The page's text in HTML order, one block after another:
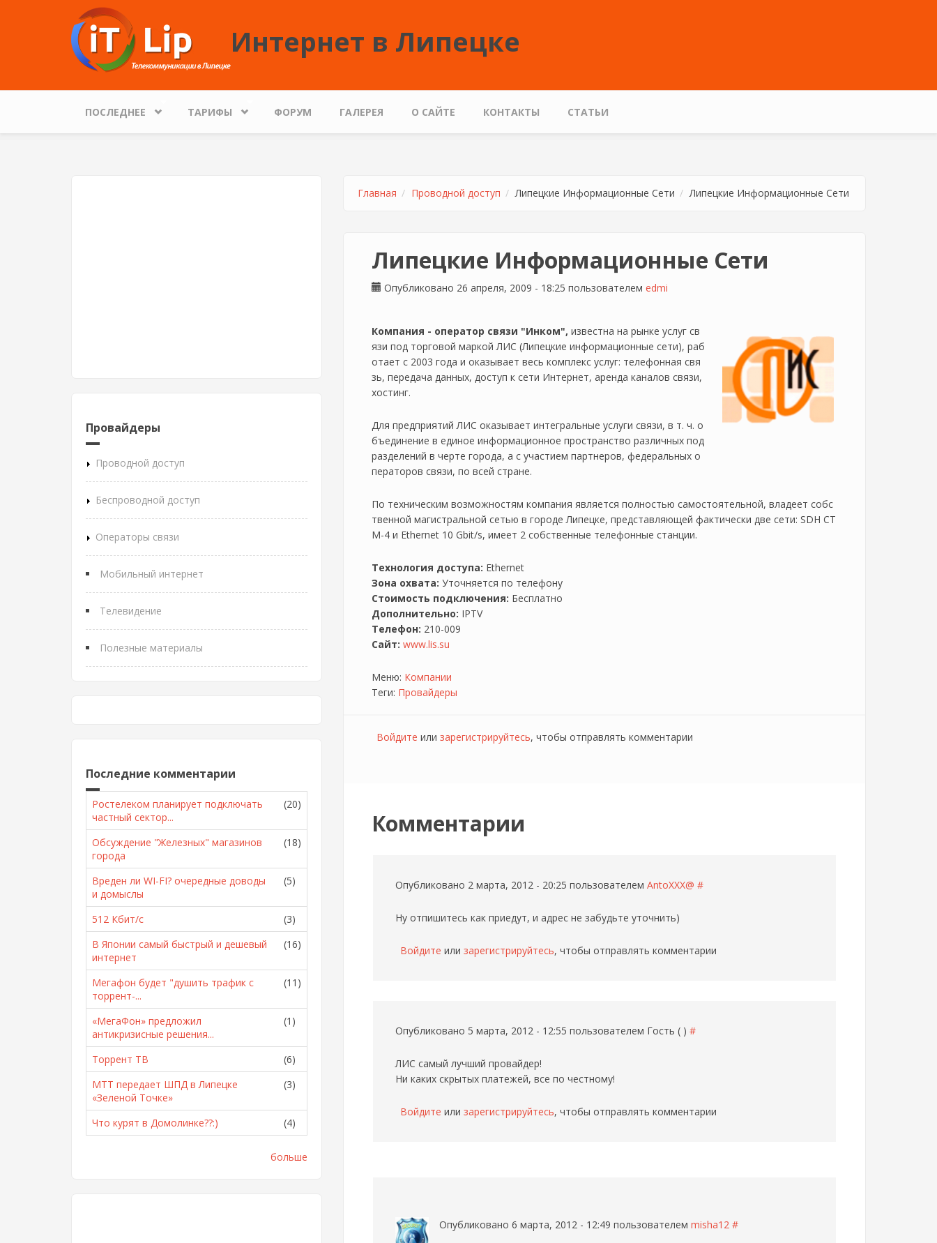
Перейти к основному содержанию
Интернет в Липецке
ПОСЛЕДНЕЕ ТАРИФЫ ФОРУМ ГАЛЕРЕЯ О САЙТЕ КОНТАКТЫ СТАТЬИ
Провайдеры
Проводной доступ
Беспроводной доступ
Операторы связи
Мобильный интернет
Телевидение
Полезные материалы
Последние комментарии
Ростелеком планирует подключать
частный сектор...
(20)
Обсуждение "Железных" магазинов
города
(18)
Вреден ли WI-FI? очередные доводы
и домыслы
(5)
512 Кбит/с
(3)
В Японии самый быстрый и дешевый
интернет
(16)
Мегафон будет "душить трафик с
торрент-...
(11)
«МегаФон» предложил
антикризисные решения...
(1)
Торрент ТВ
(6)
МТТ передает ШПД в Липецке
«Зеленой Точке»
(3)
Что курят в Домолинке??:) (4)
больше
Главная Проводной доступ Липецкие Информационные Сети Липецкие Информационные Сети
Липецкие Информационные Сети
Опубликовано 26 апреля, 2009 - 18:25 пользователем edmi
Компания - оператор связи "Инком", известна на рынке услуг св
язи под торговой маркой ЛИС (Липецкие информационные сети), раб
отает с 2003 года и оказывает весь комплекс услуг: телефонная свя
зь, передача данных, доступ к сети Интернет, аренда каналов связи,
хостинг.
Для предприятий ЛИС оказывает интегральные услуги связи, в т. ч. о
бъединение в единое информационное пространство различных под
разделений в черте города, а с участием партнеров, федеральных о
ператоров связи, по всей стране.
По техническим возможностям компания является полностью самостоятельной, владеет собс
твенной магистральной сетью в городе Липецке, представляющей фактически две сети: SDH СТ
М-4 и Ethernet 10 Gbit/s, имеет 2 собственные телефонные станции.
Технология доступа: Ethernet
Зона охвата: Уточняется по телефону
Стоимость подключения: Бесплатно
Дополнительно: IPTV
Телефон: 210-009
Сайт: www.lis.su
Меню: Компании
Теги: Провайдеры
Войдите или зарегистрируйтесь, чтобы отправлять комментарии
Комментарии
Опубликовано 2 марта, 2012 - 20:25 пользователем AntoXXX@ #
Ну отпишитесь как приедут, и адрес не забудьте уточнить)
Войдите или зарегистрируйтесь, чтобы отправлять комментарии
Опубликовано 5 марта, 2012 - 12:55 пользователем Гость ( ) #
ЛИС самый лучший провайдер!
Ни каких скрытых платежей, все по честному!
Войдите или зарегистрируйтесь, чтобы отправлять комментарии
Опубликовано 6 марта, 2012 - 12:49 пользователем misha12 #